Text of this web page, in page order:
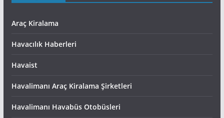
Araç Kiralama
Havacılık Haberleri
Havaist
Havalimanı Araç Kiralama Şirketleri
Havalimanı Havabüs Otobüsleri